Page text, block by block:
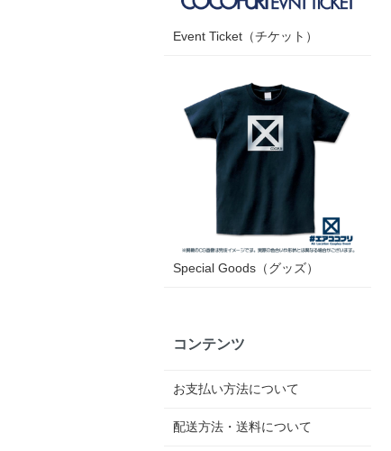
Event Ticket（チケット）
Special Goods（グッズ）
コンテンツ
お支払い方法について
配送方法・送料について